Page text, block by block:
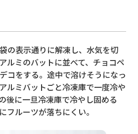
の表示通りに解凍し、水気を切
ルミのバットに並べて、チョコペ
コをする。途中で溶けそうになっ
ルミバットごと冷凍庫で一度冷や
後に一旦冷凍庫で冷やし固める
フルーツが落ちにくい。